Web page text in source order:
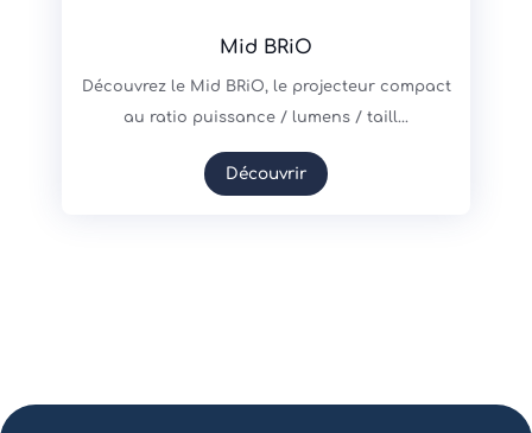
Mid BRiO
Découvrez le Mid BRiO, le projecteur compact
au ratio puissance / lumens / taill...
Découvrir